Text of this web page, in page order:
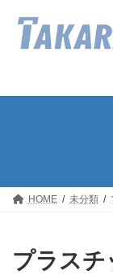
ス
ン
HOME 未分類
プラスチ